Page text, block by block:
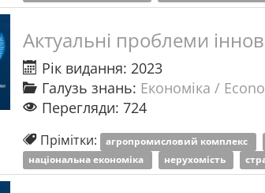
Актуальні проблеми
Рік видання: 2023
Галузь знань: Економіка /
Перегляди: 724
Прімітки: агропромисловий комплекс
національна економіка
нерухомість